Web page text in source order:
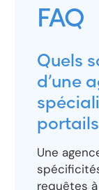
FAQ
Quels
d’une
Une
requêtes